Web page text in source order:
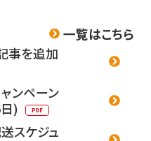
一覧はこちら
事を追加
ンペーン
)
スケジュ